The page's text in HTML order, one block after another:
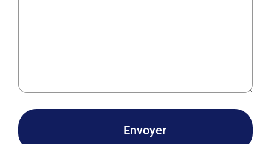
Envoyer